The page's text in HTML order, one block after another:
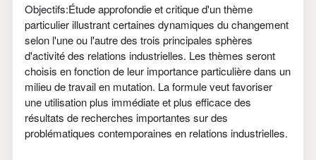
Objectifs:Étude approfondie et critique d'un thème
particulier illustrant certaines dynamiques du changement
selon l'une ou l'autre des trois principales sphères
d'activité des relations industrielles. Les thèmes seront
choisis en fonction de leur importance particulière dans un
milieu de travail en mutation. La formule veut favoriser
une utilisation plus immédiate et plus efficace des
résultats de recherches importantes sur des
problématiques contemporaines en relations industrielles.